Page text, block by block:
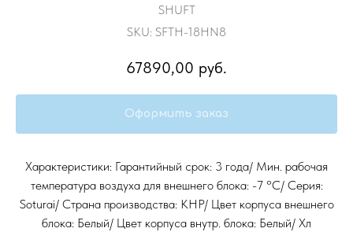
SHUFT
SKU: SFTH-18HN8
67890,00 руб.
Оформить заказ
Характеристики: Гарантийный срок: 3 года/ Мин. рабочая
температура воздуха для внешнего блока: -7 °С/ Серия:
Soturai/ Страна производства: КНР/ Цвет корпуса внешнего
блока: Белый/ Цвет корпуса внутр. блока: Белый/ Хл